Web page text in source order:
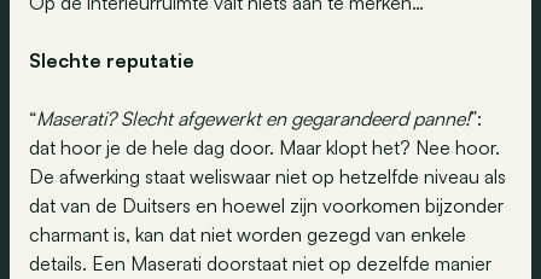
Slechte reputatie
“Maserati? Slecht afgewerkt en gegarandeerd panne!”:
dat hoor je de hele dag door. Maar klopt het? Nee hoor.
De afwerking staat weliswaar niet op hetzelfde niveau als
dat van de Duitsers en hoewel zijn voorkomen bijzonder
charmant is, kan dat niet worden gezegd van enkele
details. Een Maserati doorstaat niet op dezelfde manier